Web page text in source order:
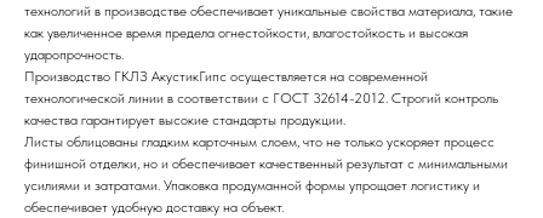
технологий в производстве обеспечивает уникальные свойства материала, такие
как увеличенное время предела огнестойкости, влагостойкость и высокая
ударопрочность.
Производство ГКЛЗ АкустикГипс осуществляется на современной
технологической линии в соответствии с ГОСТ 32614-2012. Строгий контроль
качества гарантирует высокие стандарты продукции.
Листы облицованы гладким карточным слоем, что не только ускоряет процесс
финишной отделки, но и обеспечивает качественный результат с минимальными
усилиями и затратами. Упаковка продуманной формы упрощает логистику и
обеспечивает удобную доставку на объект.